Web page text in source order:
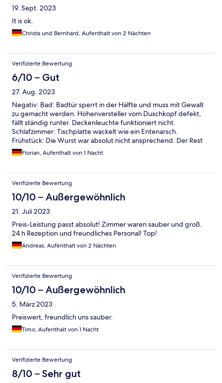
19. Sept. 2023
It is ok.
Christa und Bernhard, Aufenthalt von 2 Nächten
Verifizierte Bewertung
6/10 – Gut
27. Aug. 2023
Negativ: Bad: Badtür sperrt in der Hälfte und muss mit Gewalt
zu gemacht werden. Höhenversteller vom Duschkopf defekt,
fällt ständig runter. Deckenleuchte funktioniert nicht.
Schlafzimmer: Tischplatte wackelt wie ein Entenarsch.
Frühstück: Die Wurst war absolut nicht ansprechend. Der Rest
ging so. Gut waren die Matratzen und die Verdunkelung im
Zimmer.
Florian, Aufenthalt von 1 Nacht
Verifizierte Bewertung
10/10 – Außergewöhnlich
21. Juli 2023
Preis-Leistung passt absolut! Zimmer waren sauber und groß.
24 h Rezeption und freundliches Personal! Top!
Andreas, Aufenthalt von 2 Nächten
Verifizierte Bewertung
10/10 – Außergewöhnlich
5. März 2023
Preiswert, freundlich uns sauber.
Timo, Aufenthalt von 1 Nacht
Verifizierte Bewertung
8/10 – Sehr gut